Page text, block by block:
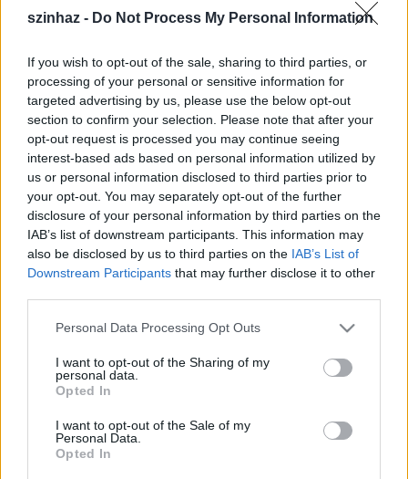
szinhaz - Do Not Process My Personal Information
If you wish to opt-out of the sale, sharing to third parties, or
processing of your personal or sensitive information for
targeted advertising by us, please use the below opt-out
section to confirm your selection. Please note that after your
opt-out request is processed you may continue seeing
interest-based ads based on personal information utilized by
us or personal information disclosed to third parties prior to
your opt-out. You may separately opt-out of the further
disclosure of your personal information by third parties on the
IAB’s list of downstream participants. This information may
also be disclosed by us to third parties on the IAB’s List of
Downstream Participants that may further disclose it to other
Please note that this website/app uses one or more Google
not limited to your visit or usage behaviour. You may click to
grant or deny consent to Google and its third-party tags to
use your data for below specified purposes in below Google
consent section.
Personal Data Processing Opt Outs
I want to opt-out of the Sharing of my
personal data.
Opted In
I want to opt-out of the Sale of my
Personal Data.
Opted In
évek óta húzódó bemutató 2014-es dátuma. A
musicalről 2008-ban kaptak szárnyra az első hírek,
az elmúlt öt évben olyan nevek merültek fel a
produkcióval kapcsolatban, mint Aaron Sorkin
forgatókönyvíró és
zeneszerző.